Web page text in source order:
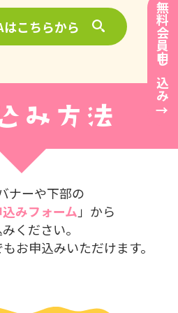
無料会員申し込み ↑
はこちらから
み方法
ナーや下部の
みフォーム 」から
ください。
お申込みいただけます。